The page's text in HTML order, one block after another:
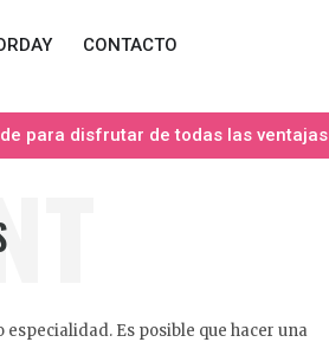
CONTACTO
para disfrutar de todas las ventajas
Es posible que hacer una